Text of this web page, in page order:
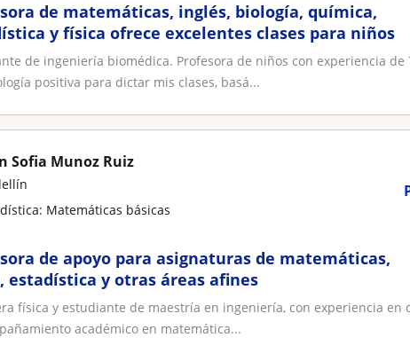
de matemáticas, inglés, biología, química,
y física ofrece excelentes clases para niños
de ingeniería biomédica. Profesora de niños con experiencia de
positiva para dictar mis clases, basá...
Sofia Munoz Ruiz
Matemáticas básicas
de apoyo para asignaturas de matemáticas,
estadística y otras áreas afines
física y estudiante de maestría en ingeniería, con experiencia en
académico en matemática...